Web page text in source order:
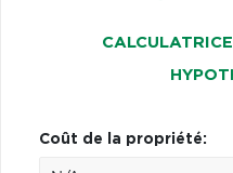
Coût de la propriété: